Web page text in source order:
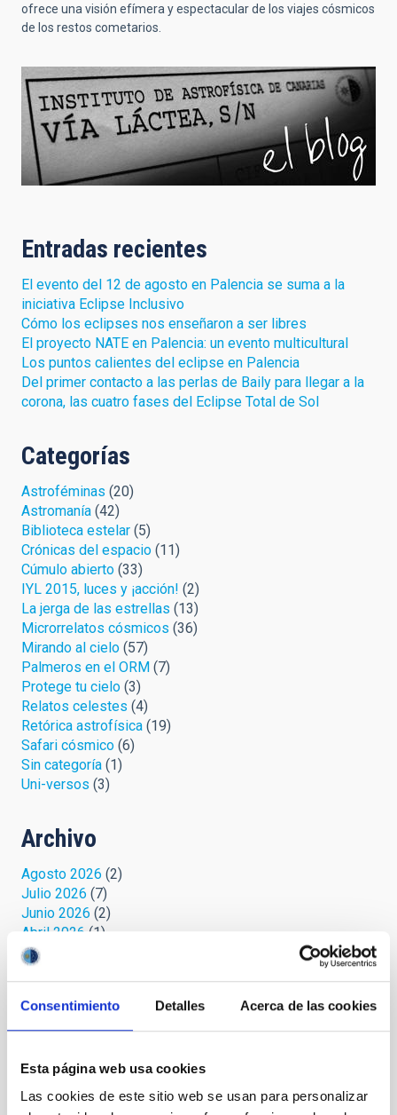
Consentimiento Detalles Acerca de las cookies
Esta página web usa cookies
Las cookies de este sitio web se usan para personalizar
ofrece una visión efímera y espectacular de los viajes cósmicos
de los restos cometarios.
Entradas recientes
El evento del 12 de agosto en Palencia se suma a la
iniciativa Eclipse Inclusivo
Cómo los eclipses nos enseñaron a ser libres
El proyecto NATE en Palencia: un evento multicultural
Los puntos calientes del eclipse en Palencia
Del primer contacto a las perlas de Baily para llegar a la
corona, las cuatro fases del Eclipse Total de Sol
Categorías
Astroféminas (20)
Astromanía (42)
Biblioteca estelar (5)
Crónicas del espacio (11)
Cúmulo abierto (33)
IYL 2015, luces y ¡acción! (2)
La jerga de las estrellas (13)
Microrrelatos cósmicos (36)
Mirando al cielo (57)
Palmeros en el ORM (7)
Protege tu cielo (3)
Relatos celestes (4)
Retórica astrofísica (19)
Safari cósmico (6)
Sin categoría (1)
Uni-versos (3)
Archivo
Agosto 2026 (2)
Julio 2026 (7)
Junio 2026 (2)
Abril 2026 (1)
Marzo 2026
Febrero 2026
Noviembre 2025
Octubre 2025(3)
Agosto 2025(2)
Julio 2025
(1)